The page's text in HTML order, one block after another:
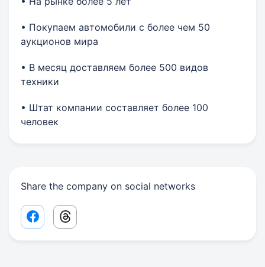
• Покупаем автомобили с более чем 50
аукционов мира
• В месяц доставляем более 500 видов
техники
• Штат компании составляет более 100
человек
Share the company on social networks
Facebook share link
Threads share link